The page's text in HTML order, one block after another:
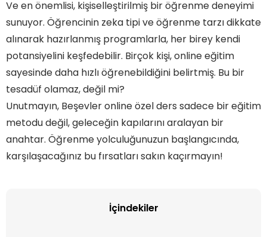
Ve en önemlisi, kişiselleştirilmiş bir öğrenme deneyimi
sunuyor. Öğrencinin zeka tipi ve öğrenme tarzı dikkate
alınarak hazırlanmış programlarla, her birey kendi
potansiyelini keşfedebilir. Birçok kişi, online eğitim
sayesinde daha hızlı öğrenebildiğini belirtmiş. Bu bir
tesadüf olamaz, değil mi?
Unutmayın, Beşevler online özel ders sadece bir eğitim
metodu değil, geleceğin kapılarını aralayan bir
anahtar. Öğrenme yolculuğunuzun başlangıcında,
karşılaşacağınız bu fırsatları sakın kaçırmayın!
İçindekiler